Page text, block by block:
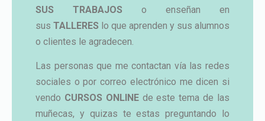
SUS TRABAJOS o enseñan en
sus TALLERES lo que aprenden y sus alumnos
o clientes le agradecen.
Las personas que me contactan vía las redes
sociales o por correo electrónico me dicen si
vendo CURSOS ONLINEde este tema de las
muñecas, y quizas te estas preguntando lo